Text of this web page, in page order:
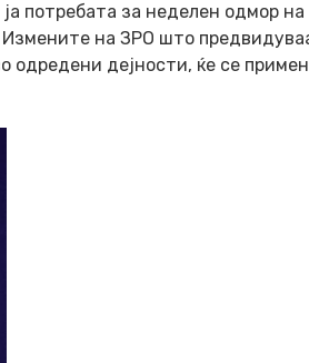
потребата за неделен одмор
Измените на ЗРО што
одредени дејности, ќе се